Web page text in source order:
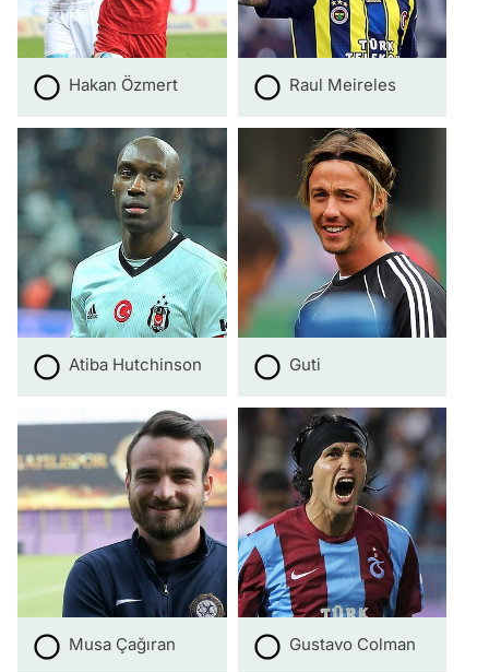
Hakan Özmert Raul Meireles
Atiba Hutchinson Guti
Musa Çağıran Gustavo Colman